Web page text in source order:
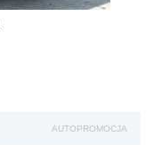
AUTOPROMOCJA